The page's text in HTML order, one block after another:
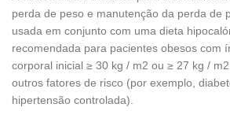
perda de peso e manutenção da perda de
usada em conjunto com uma dieta
recomendada para pacientes obesos com
corporal inicial ≥ 30 kg / m2 ou ≥ 27 kg /
outros fatores de risco (por exemplo,
hipertensão controlada).